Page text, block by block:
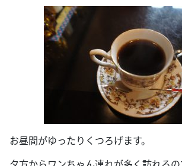
お昼間がゆったりくつろげます。